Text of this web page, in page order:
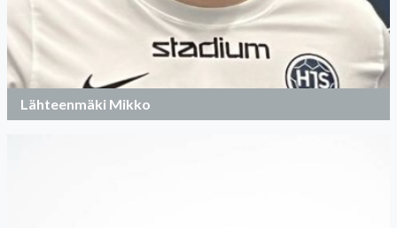
Lähteenmäki Mikko